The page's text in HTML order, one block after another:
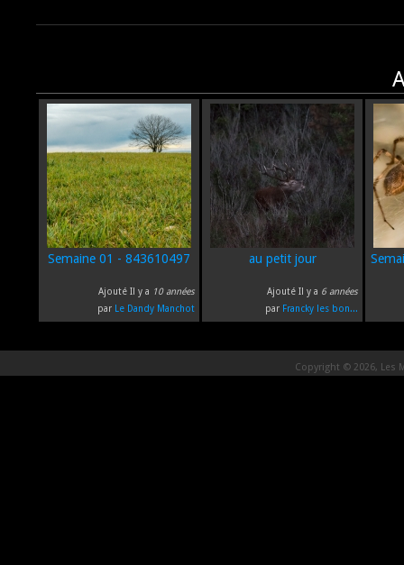
Semaine 01 - 843610497
Ajouté Il y a 10 années
par Le Dandy Manchot
au petit jour
Ajouté Il y a 6 années
par Francky les bon...
Copyright © 2026, Les